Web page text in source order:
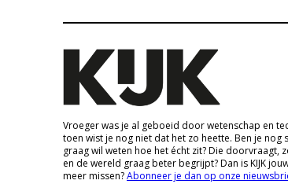
Vroeger was je al geboeid door wetenschap en
toen wist je nog niet dat het zo heette. Ben je nog
graag wil weten hoe het écht zit? Die doorvraagt,
en de wereld graag beter begrijpt? Dan is KIJK
meer missen?Abonneer je dan op onze